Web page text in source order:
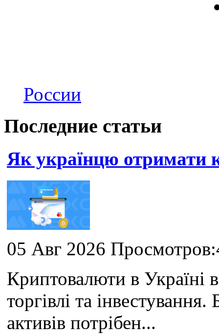
России
Последние статьи
Як українцю отримати
05 Авг 2026
Криптовалюти в Україні
торгівлі та
активів потрібен...